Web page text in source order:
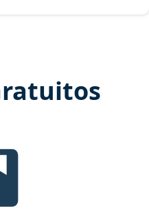
Verticalizado, material